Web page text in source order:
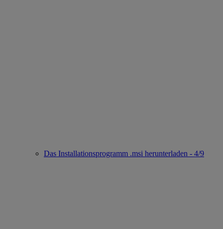
Das Installationsprogramm .msi herunterladen - 4/9